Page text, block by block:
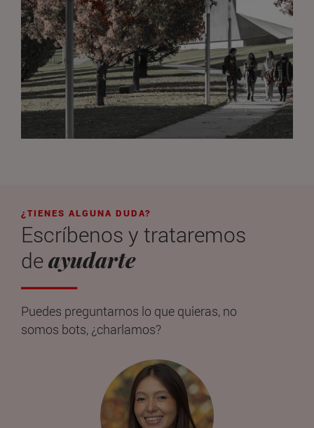
¿TIENES ALGUNA DUDA?
Escríbenos y trataremos
deayudarte
Puedes preguntarnos lo que quieras, no
somos bots, ¿charlamos?